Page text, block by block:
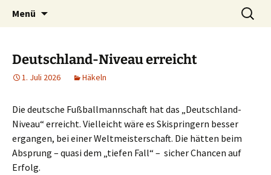
Häkelfieber
Ich bin im…
Menü
Suchen
nach:
Deutschland-Niveau erreicht
1. Juli 2026 Häkeln
Die deutsche Fußballmannschaft hat das „Deutschland-
Niveau“ erreicht. Vielleicht wäre es Skispringern besser
ergangen, bei einer Weltmeisterschaft. Die hätten beim
Absprung – quasi dem „tiefen Fall“ – sicher Chancen auf
Erfolg.